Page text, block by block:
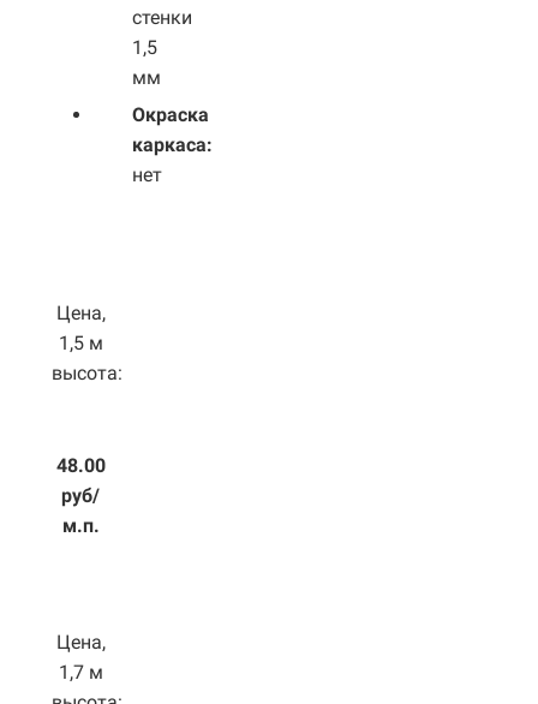
стенки
1,5
мм
Окраска
каркаса:
нет
Цена,
1,5 м
высота:
48.00
руб/
м.п.
Цена,
1,7 м